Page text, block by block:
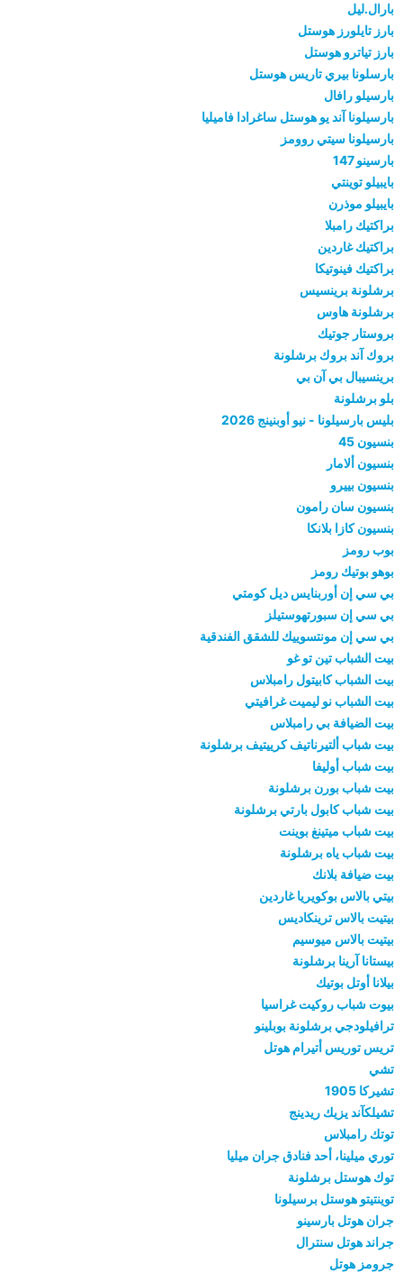
بارال.ليل
بارز تايلورز هوستل
بارز تياترو هوستل
بارسلونا بيري تاريس هوستل
بارسيلو رافال
بارسيلونا آند يو هوستل ساغرادا فاميليا
بارسيلونا سيتي روومز
بارسينو 147
بايبيلو توينتي
بايبيلو موذرن
براكتيك رامبلا
براكتيك غاردين
براكتيك فينوتيكا
برشلونة برينسيس
برشلونة هاوس
بروستار جوتيك
بروك آند بروك برشلونة
برينسيبال بي آن بي
بلو برشلونة
بليس بارسيلونا - نيو أوبنينج 2026
بنسيون 45
بنسيون ألامار
بنسيون بييرو
بنسيون سان رامون
بنسيون كازا بلانكا
بوب رومز
بوهو بوتيك رومز
بي سي إن أوربنايس ديل كومتي
بي سي إن سبورتهوستيلز
بي سي إن مونتسوييك للشقق الفندقية
بيت الشباب تين تو غو
بيت الشباب كابيتول رامبلاس
بيت الشباب نو ليميت غرافيتي
بيت الضيافة بي رامبلاس
بيت شباب ألتيرناتيف كرييتيف برشلونة
بيت شباب أوليفا
بيت شباب بورن برشلونة
بيت شباب كابول بارتي برشلونة
بيت شباب ميتينغ بوينت
بيت شباب ياه برشلونة
بيت ضيافة بلانك
بيتي بالاس بوكويريا غاردين
بيتيت بالاس ترينكاديس
بيتيت بالاس ميوسيم
بيستانا آرينا برشلونة
بيلانا أوتل بوتيك
بيوت شباب روكيت غراسيا
ترافيلودجي برشلونة بوبلينو
تريس توريس أتيرام هوتل
تشي
تشيركا 1905
تشيلكآند يزيك ريدينج
توتك رامبلاس
توري ميلينا، أحد فنادق جران ميليا
توك هوستل برشلونة
توينتيتو هوستل برسيلونا
جران هوتل بارسينو
جراند هوتل سنترال
جرومز هوتل